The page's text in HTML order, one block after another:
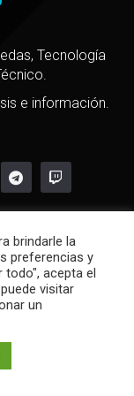
Tecnología
e información.
cookies
brindarle la
preferencias y
todo", acepta el
visitar
un